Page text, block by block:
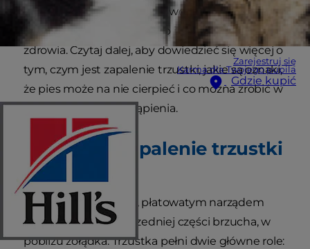
Zarejestruj się
Karma dla Twojego pupila
Gdzie kupić
schorzeniem, jeśli zostanie wcześnie wykryte i
leczone, wiele psów szybko i w pełni wraca do
zdrowia. Czytaj dalej, aby dowiedzieć się więcej o
tym, czym jest zapalenie trzustki, jakie są oznaki,
że pies może na nie cierpieć i co można zrobić w
przypadku jego wystąpienia.
Czym jest zapalenie trzustki
u psów?
Trzustka jest płaskim, płatowatym narządem
zlokalizowanym w przedniej części brzucha, w
pobliżu żołądka. Trzustka pełni dwie główne role: